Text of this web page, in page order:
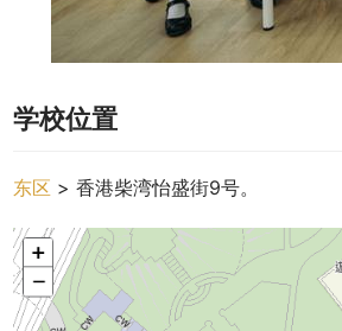
学校位置
东区 > 香港柴湾怡盛街9号。